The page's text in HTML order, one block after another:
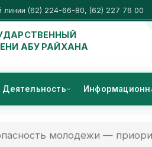
линии (62) 224-66-80, (62) 227 76 00
АБУ РАЙХАНА
Деятельность
молодежи —